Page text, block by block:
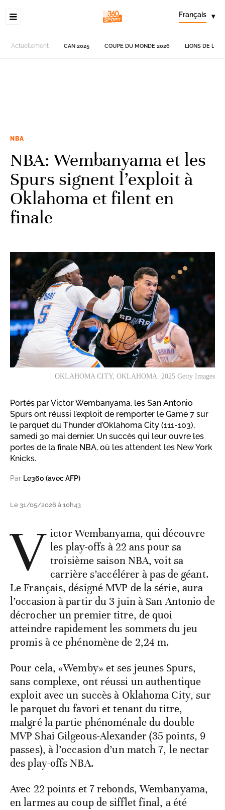
Français ▾
Actuellement CAN 2025 COUPE DU MONDE 2026 LIONS DE
NBA
NBA: Wembanyama et les
Spurs signent l’exploit à
Oklahoma et filent en
finale
OKLAHOMA CITY, OKLAHOMA. 2025 Getty Images
Portés par Victor Wembanyama, les San Antonio
Spurs ont réussi l’exploit de remporter le Game 7 sur
le parquet du Thunder d’Oklahoma City (111-103),
samedi 30 mai dernier. Un succès qui leur ouvre les
portes de la finale NBA, où les attendent les New York
Knicks.
Par Le360 (avec AFP)
Le 31/05/2026 à 10h43
V ictor Wembanyama, qui découvre
les play-offs à 22 ans pour sa
troisième saison NBA, voit sa
carrière s’accélérer à pas de géant.
Le Français, désigné MVP de la série, aura
l’occasion à partir du 3 juin à San Antonio de
décrocher un premier titre, de quoi
atteindre rapidement les sommets du jeu
promis à ce phénomène de 2,24 m.
Pour cela, «Wemby» et ses jeunes Spurs,
sans complexe, ont réussi un authentique
exploit avec un succès à Oklahoma City, sur
le parquet du favori et tenant du titre,
malgré la partie phénoménale du double
MVP Shai Gilgeous-Alexander (35 points, 9
passes), à l’occasion d’un match 7, le nectar
des play-offs NBA.
Avec 22 points et 7 rebonds, Wembanyama,
en larmes au coup de sifflet final, a été